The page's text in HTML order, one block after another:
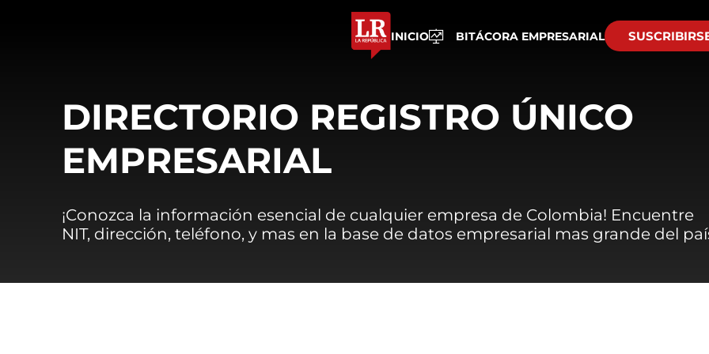
INICIO BITÁCORA EMPRESARIAL
DIRECTORIO REGISTRO ÚNICO
EMPRESARIAL
¡Conozca la información esencial de cualquier empresa de Colombia! Encuentre
NIT, dirección, teléfono, y mas en la base de datos empresarial mas grande del